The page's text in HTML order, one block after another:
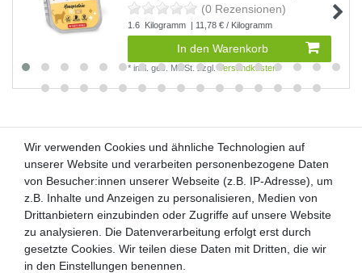
(0 Rezensionen)
1.6 Kilogramm | 11,78 € / Kilogramm
In den Warenkorb
*inkl. ges. MwSt. zzgl. Versandkosten
Kunden-Anfragen: info@zooheld.de
Über uns
Zahlung und Versand
Retouren
Wir verwenden Cookies und ähnliche Technologien auf
unserer Website und verarbeiten personenbezogene Daten
von Besucher:innen unserer Webseite (z.B. IP-Adresse), um
z.B. Inhalte und Anzeigen zu personalisieren, Medien von
Drittanbietern einzubinden oder Zugriffe auf unsere Website
zu analysieren. Die Datenverarbeitung erfolgt erst durch
gesetzte Cookies. Wir teilen diese Daten mit Dritten, die wir
in den Einstellungen benennen.
Wir verwenden Cookies und ähnliche Technologien auf
unserer Website und verarbeiten personenbezogene Daten
von Besucher:innen unserer Webseite (z.B. IP-Adresse), um
z.B. Inhalte und Anzeigen zu personalisieren, Medien von
Drittanbietern einzubinden oder Zugriffe auf unsere Website
zu analysieren. Die Datenverarbeitung erfolgt erst durch
gesetzte Cookies. Wir teilen diese Daten mit Dritten, die wir
in den Einstellungen benennen.